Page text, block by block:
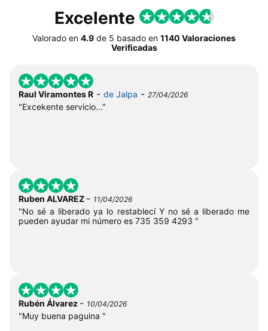
Excelente
Valorado en 4.9 de 5 basado en 1140 Valoraciones
Verificadas
Raul Viramontes R - de Jalpa - 27/04/2026
"Excekente servicio..."
Ruben ALVAREZ - 11/04/2026
"No sé a liberado ya lo restablecí Y no sé a liberado me
pueden ayudar mi número es 735 359 4293 "
Rubén Álvarez - 10/04/2026
"Muy buena paguina "